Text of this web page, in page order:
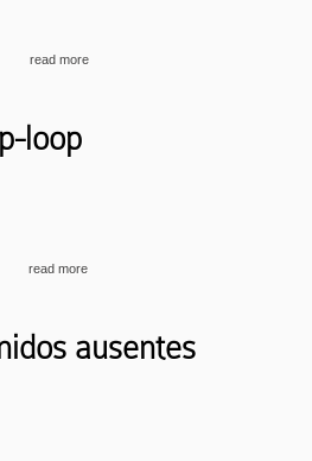
read more
loop
read more
ausentes